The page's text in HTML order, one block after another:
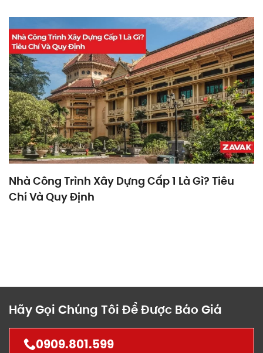
Nhà Công Trình Xây Dựng Cấp 1 Là Gì? Tiêu
Chí Và Quy Định
Hãy Gọi Chúng Tôi Để Được Báo Giá
0909.801.599